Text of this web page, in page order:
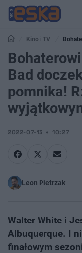
Kino i TV
Bad
pomnika!
2022-07-13 10:27
Leon Pietrzak
Walter White i
Albuquerque. I
finałowym